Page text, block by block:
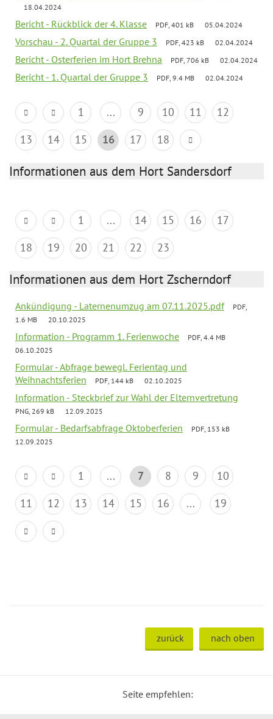
18.04.2024
Bericht - Rückblick der 4. Klasse PDF, 401 kB 05.04.2024
Vorschau - 2. Quartal der Gruppe 3 PDF, 423 kB 02.04.2024
Bericht - Osterferien im Hort Brehna PDF, 706 kB 02.04.2024
Bericht - 1. Quartal der Gruppe 3 PDF, 9.4 MB 02.04.2024
1 ... 9 10 11
12
13
14 15 16 17 18
Informationen aus dem Hort Sandersdorf
1 ... 14 15 16
17
18
19 20 21 22 23
Informationen aus dem Hort Zscherndorf
Ankündigung - Laternenumzug am 07.11.2025.pdf
PDF,
1.6 MB
20.10.2025
Information - Programm 1. Ferienwoche
PDF, 4.4 MB
06.10.2025
Formular - Abfrage bewegl. Ferientag und
Weihnachtsferien
PDF, 144 kB 02.10.2025
Information - Steckbrief zur Wahl der Elternvertretung
PNG, 269 kB 12.09.2025
Formular - Bedarfsabfrage Oktoberferien
PDF, 153 kB
12.09.2025
1 ... 7 8 9
10
11
12 13 14 15 16 ... 19
zurück nach oben
Seite empfehlen: